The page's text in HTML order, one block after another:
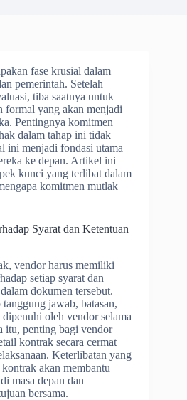
fase krusial dalam
pemerintah. Setelah
tiba saatnya untuk
formal yang akan menjadi
Pentingnya komitmen
dalam tahap ini tidak
ini menjadi fondasi utama
ke depan. Artikel ini
kunci yang terlibat dalam
komitmen mutlak
Syarat dan Ketentuan
vendor harus memiliki
setiap syarat dan
dokumen tersebut.
jawab, batasan,
oleh vendor selama
itu, penting bagi vendor
kontrak secara cermat
Keterlibatan yang
akan membantu
masa depan dan
bersama.